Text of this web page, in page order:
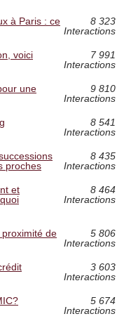
à Paris : ce
8 323
Interactions
voici
7 991
Interactions
une
9 810
Interactions
8 541
Interactions
proches
8 435
Interactions
et
8 464
Interactions
de
5 806
Interactions
3 603
Interactions
5 674
Interactions